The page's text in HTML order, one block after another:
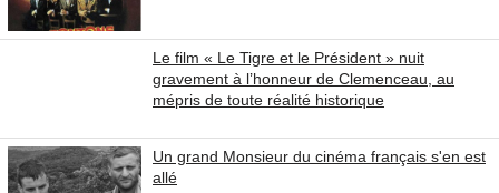
Le film « Le Tigre et le Président » nuit
gravement à l’honneur de Clemenceau, au
mépris de toute réalité historique
Un grand Monsieur du cinéma français s'en est
allé